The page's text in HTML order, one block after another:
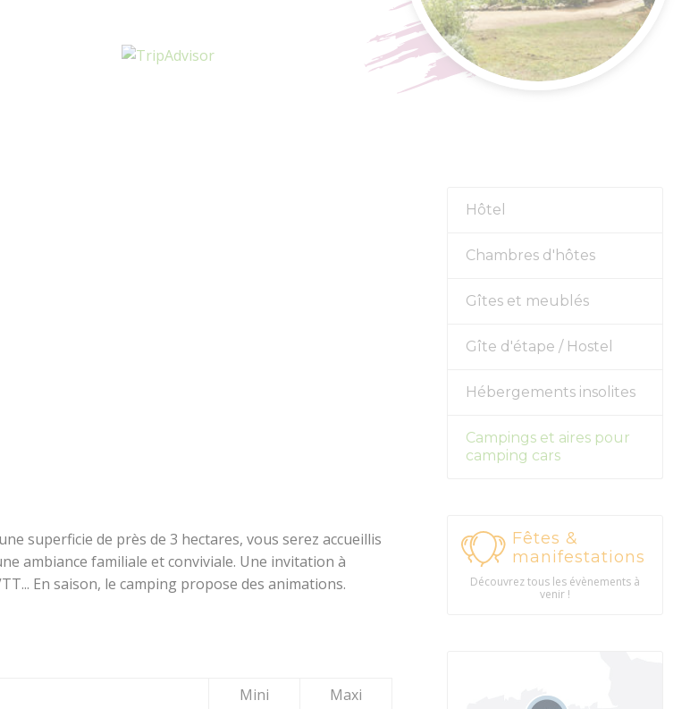
superficie de près de 3 hectares, vous serez accueillis
ambiance familiale et conviviale. Une invitation à
En saison, le camping propose des animations.
Mini
Maxi
Hôtel
Chambres d'hôtes
Gîtes et meublés
Gîte d'étape / Hostel
Hébergements insolites
Campings et aires pour
camping cars
Fêtes &
manifestations
Découvrez tous les évènements à
venir !